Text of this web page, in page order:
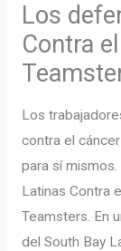
Los
Contra
Los
contra el
para sí
Latinas Contra
Teamsters. En
del South Bay